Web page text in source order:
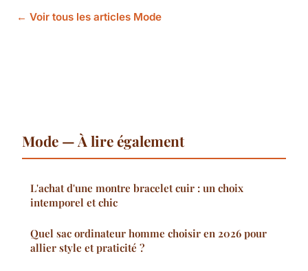
← Voir tous les articles Mode
Mode — À lire également
L'achat d'une montre bracelet cuir : un choix
intemporel et chic
Quel sac ordinateur homme choisir en 2026 pour
allier style et praticité ?